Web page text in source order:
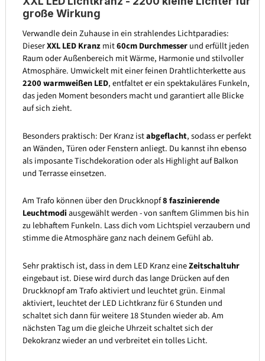
große Wirkung
Verwandle dein Zuhause in ein strahlendes Lichtparadies:
DieserXXL LED Kranzmit60cm Durchmesserund erfüllt jeden
Raum oder Außenbereich mit Wärme, Harmonie und stilvoller
Atmosphäre. Umwickelt mit einer feinen Drahtlichterkette aus
2200 warmweißen LED, entfaltet er ein spektakuläres Funkeln,
das jeden Moment besonders macht und garantiert alle Blicke
auf sich zieht.
Besonders praktisch: Der Kranz istabgeflacht, sodass er perfekt
an Wänden, Türen oder Fenstern anliegt. Du kannst ihn ebenso
als imposante Tischdekoration oder als Highlight auf Balkon
und Terrasse einsetzen.
Am Trafo können über den Druckknopf8 faszinierende
Leuchtmodiausgewählt werden - von sanftem Glimmen bis hin
zu lebhaftem Funkeln. Lass dich vom Lichtspiel verzaubern und
stimme die Atmosphäre ganz nach deinem Gefühl ab.
Sehr praktisch ist, dass in dem LED Kranz eineZeitschaltuhr
eingebaut ist. Diese wird durch das lange Drücken auf den
Druckknopf am Trafo aktiviert und leuchtet grün. Einmal
aktiviert, leuchtet der LED Lichtkranz für 6 Stunden und
schaltet sich dann für weitere 18 Stunden wieder ab. Am
nächsten Tag um die gleiche Uhrzeit schaltet sich der
Dekokranz wieder an und verbreitet ein tolles Licht.